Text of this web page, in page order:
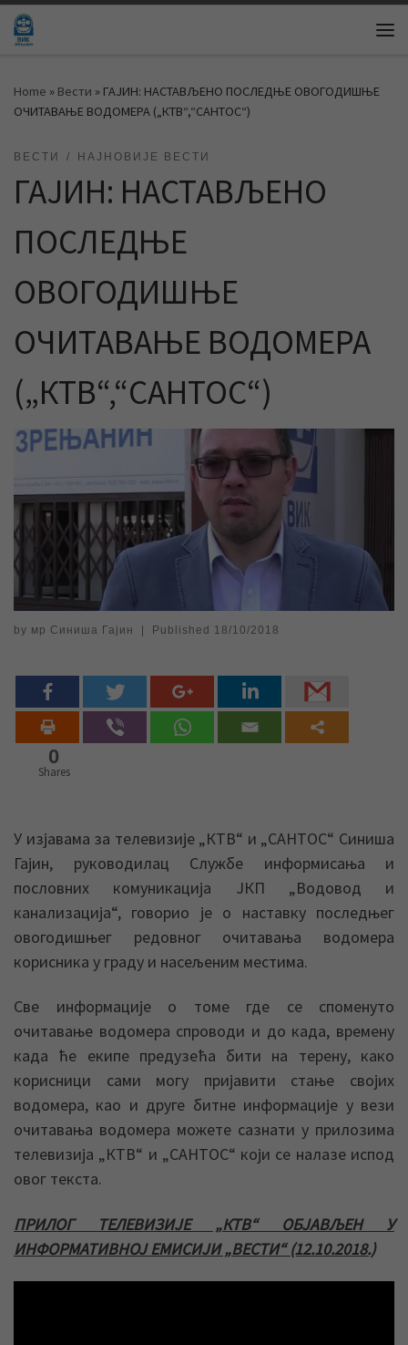
Skip to content
Home » Вести » ГАЈИН: НАСТАВЉЕНО ПОСЛЕДЊЕ ОВОГОДИШЊЕ
ОЧИТАВАЊЕ ВОДОМЕРА („КТВ“,“САНТОС“)
ВЕСТИ НАЈНОВИЈЕ ВЕСТИ
ГАЈИН: НАСТАВЉЕНО
ПОСЛЕДЊЕ
ОВОГОДИШЊЕ
ОЧИТАВАЊЕ ВОДОМЕРА
(„КТВ“,“САНТОС“)
by мр Синиша Гајин Published 18/10/2018
0
Shares
У изјавама за телевизије „КТВ“ и „САНТОС“ Синиша
Гајин, руководилац Службе информисања и
пословних комуникација ЈКП „Водовод и
канализација“, говорио је о наставку последњег
овогодишњег редовног очитавања водомера
корисника у граду и насељеним местима.
Све информације о томе где се споменуто
очитавање водомера спроводи и до када, времену
када ће екипе предузећа бити на терену, како
корисници сами могу пријавити стање својих
водомера, као и друге битне информације у вези
очитавања водомера можете сазнати у прилозима
телевизија „КТВ“ и „САНТОС“ који се налазе испод
овог текста.
ПРИЛОГ ТЕЛЕВИЗИЈЕ „КТВ“ ОБЈАВЉЕН У
ИНФОРМАТИВНОЈ ЕМИСИЈИ „ВЕСТИ“ (12.10.2018.)